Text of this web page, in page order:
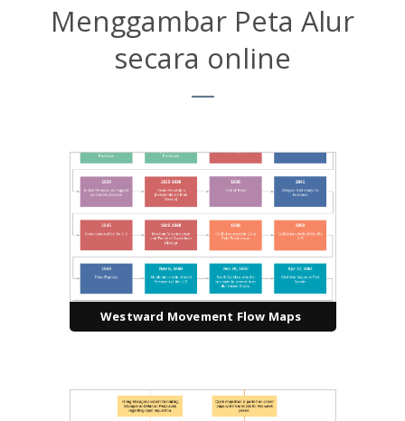
Menggambar Peta Alur
secara online
Westward Movement Flow Maps